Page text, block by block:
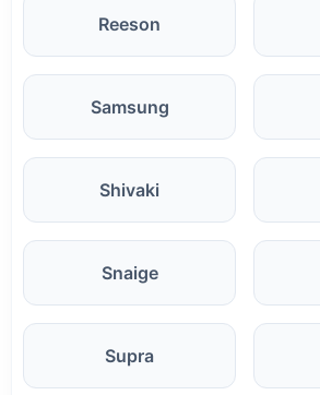
Reeson
Samsung
Shivaki
Snaige
Supra